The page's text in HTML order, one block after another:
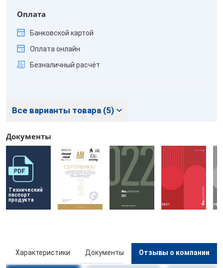
Оплата
Банковской картой
Оплата онлайн
Безналичный расчёт
Все варианты товара (5)
Документы
Технический
паспорт
продукта
Характеристики Документы Отзывы о компании